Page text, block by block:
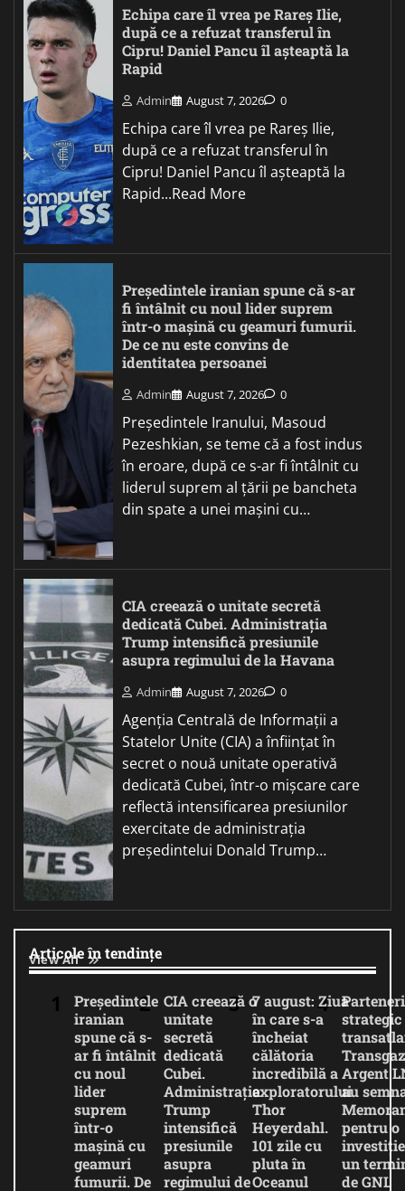
Echipa care îl vrea pe Rareș Ilie,
după ce a refuzat transferul în
Cipru! Daniel Pancu îl așteaptă la
Rapid
Admin August 7, 2026 0
Echipa care îl vrea pe Rareș Ilie,
după ce a refuzat transferul în
Cipru! Daniel Pancu îl așteaptă la
Rapid...Read More
Președintele iranian spune că s-ar
fi întâlnit cu noul lider suprem
într-o mașină cu geamuri fumurii.
De ce nu este convins de
identitatea persoanei
Admin August 7, 2026 0
Președintele Iranului, Masoud
Pezeshkian, se teme că a fost indus
în eroare, după ce s-ar fi întâlnit cu
liderul suprem al țării pe bancheta
din spate a unei mașini cu…
CIA creează o unitate secretă
dedicată Cubei. Administrația
Trump intensifică presiunile
asupra regimului de la Havana
Admin August 7, 2026 0
Agenția Centrală de Informații a
Statelor Unite (CIA) a înființat în
secret o nouă unitate operativă
dedicată Cubei, într-o mișcare care
reflectă intensificarea presiunilor
exercitate de administrația
președintelui Donald Trump…
Articole în tendințe
View All
Președintele
iranian
spune că s-
ar fi întâlnit
cu noul
lider
suprem
într-o
mașină cu
geamuri
fumurii. De
CIA creează o
unitate
secretă
dedicată
Cubei.
Administrația
Trump
intensifică
presiunile
asupra
regimului de
7 august: Ziua
în care s-a
încheiat
călătoria
incredibilă a
exploratorului
Thor
Heyerdahl.
101 zile cu
pluta în
Oceanul
strategic
Argent
au
pentru o
un
de GNL